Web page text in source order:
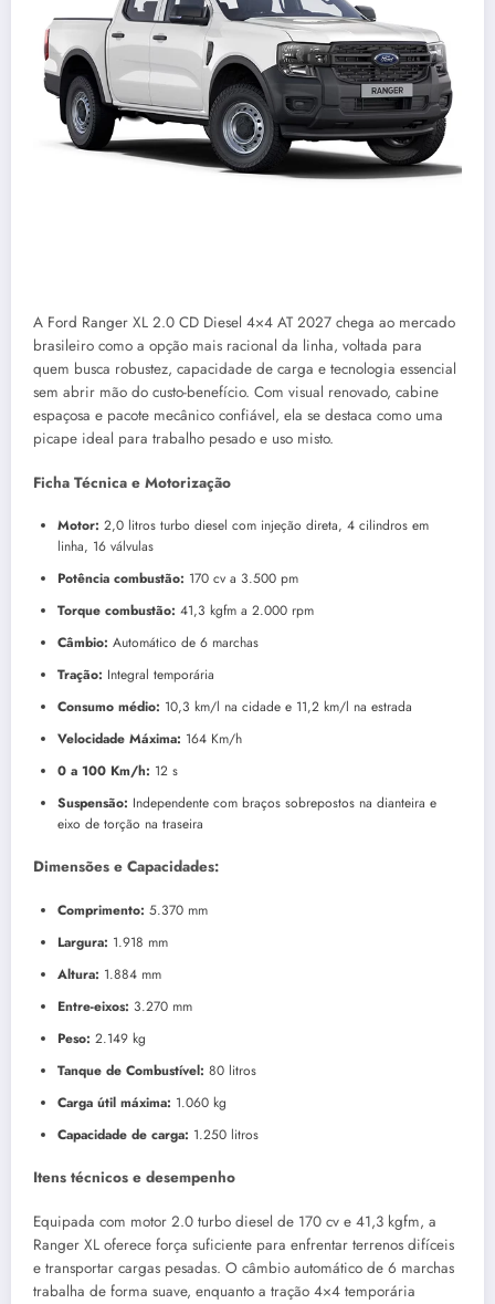
A Ford Ranger XL 2.0 CD Diesel 4×4 AT 2027 chega ao mercado
brasileiro como a opção mais racional da linha, voltada para
quem busca robustez, capacidade de carga e tecnologia essencial
sem abrir mão do custo-benefício. Com visual renovado, cabine
espaçosa e pacote mecânico confiável, ela se destaca como uma
picape ideal para trabalho pesado e uso misto.
Ficha Técnica e Motorização
Motor: 2,0 litros turbo diesel com injeção direta, 4 cilindros em
linha, 16 válvulas
Potência combustão: 170 cv a 3.500 pm
Torque combustão: 41,3 kgfm a 2.000 rpm
Câmbio: Automático de 6 marchas
Tração: Integral temporária
Consumo médio: 10,3 km/l na cidade e 11,2 km/l na estrada
Velocidade Máxima: 164 Km/h
0 a 100 Km/h: 12 s
Suspensão: Independente com braços sobrepostos na dianteira e
eixo de torção na traseira
Dimensões e Capacidades:
Comprimento: 5.370 mm
Largura: 1.918 mm
Altura: 1.884 mm
Entre-eixos: 3.270 mm
Peso: 2.149 kg
Tanque de Combustível: 80 litros
Carga útil máxima: 1.060 kg
Capacidade de carga: 1.250 litros
Itens técnicos e desempenho
Equipada com motor 2.0 turbo diesel de 170 cv e 41,3 kgfm, a
Ranger XL oferece força suficiente para enfrentar terrenos difíceis
e transportar cargas pesadas. O câmbio automático de 6 marchas
trabalha de forma suave, enquanto a tração 4×4 temporária